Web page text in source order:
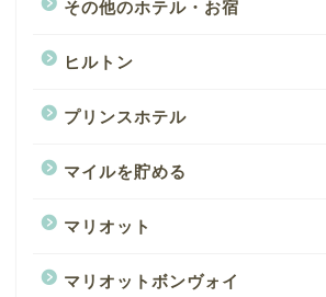
その他のホテル・お宿
ヒルトン
プリンスホテル
マイルを貯める
マリオット
マリオットボンヴォイ